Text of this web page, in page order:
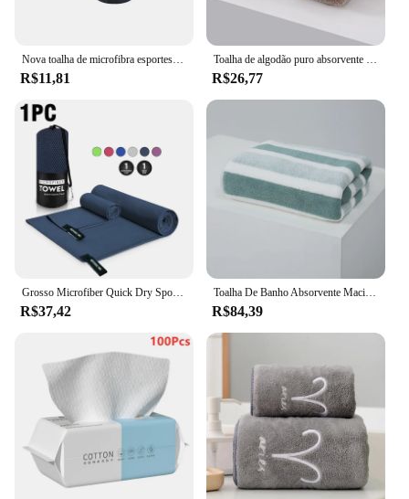
R$11,81 R$26,77
R$37,42
Toalha De Banho Absorvente Macia Para Casa, Toalha De Rosto Espessada, 1 Pc
R$84,39